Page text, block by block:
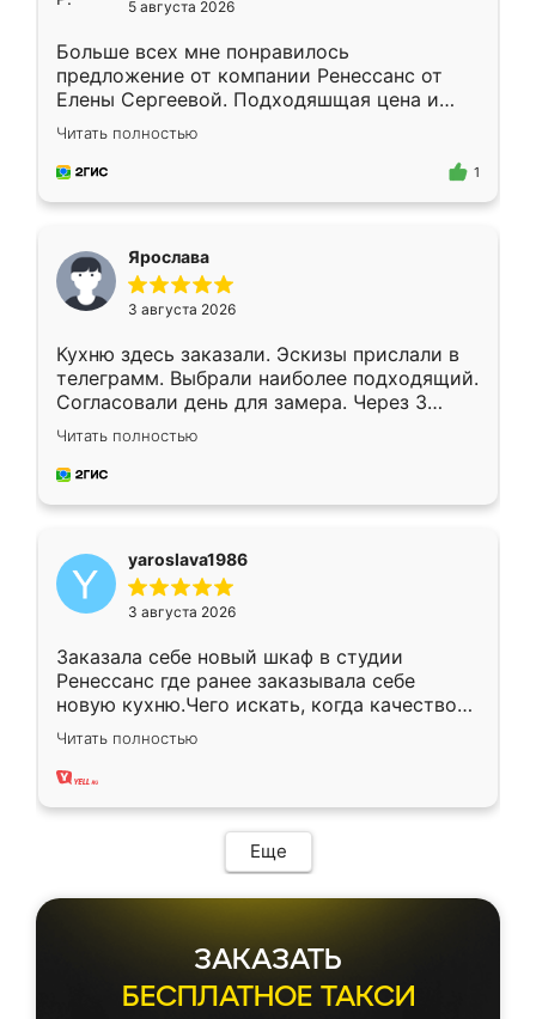
5 августа 2026
Больше всех мне понравилось
предложение от компании Ренессанс от
Елены Сергеевой. Подходяшщая цена и
короткие сроки изготовления. Приехавший
для замера сотрудник Владислав
предложил по моему эскизу самый
Читать полностью
1
Ярослава
3 августа 2026
Кухню здесь заказали. Эскизы прислали в
телеграмм. Выбрали наиболее подходящий.
Согласовали день для замера. Через 3
недели кухня была уже готова. Остались
довольны работой. Спасибо Ренессанс
мебель за качественную работу!
Читать полностью
yaroslava1986
3 августа 2026
Заказала себе новый шкаф в студии
Ренессанс где ранее заказывала себе
новую кухню.Чего искать, когда качеством
вполне довольна. Служит кухня уже почти
два года, нареканий нет.
Читать полностью
Еще
ЗАКАЗАТЬ
БЕСПЛАТНОЕ ТАКСИ